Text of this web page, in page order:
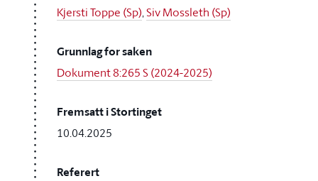
Kjersti Toppe (Sp),Siv Mossleth (Sp)
Grunnlag for saken
Dokument 8:265 S (2024-2025)
Fremsatt i Stortinget
10.04.2025
Referert